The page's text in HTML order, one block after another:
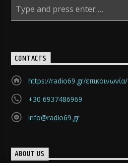
CONTACTS
https://radio69.gr/επικοινωνία/
+30 6937486969
info@radio69.gr
ABOUT US